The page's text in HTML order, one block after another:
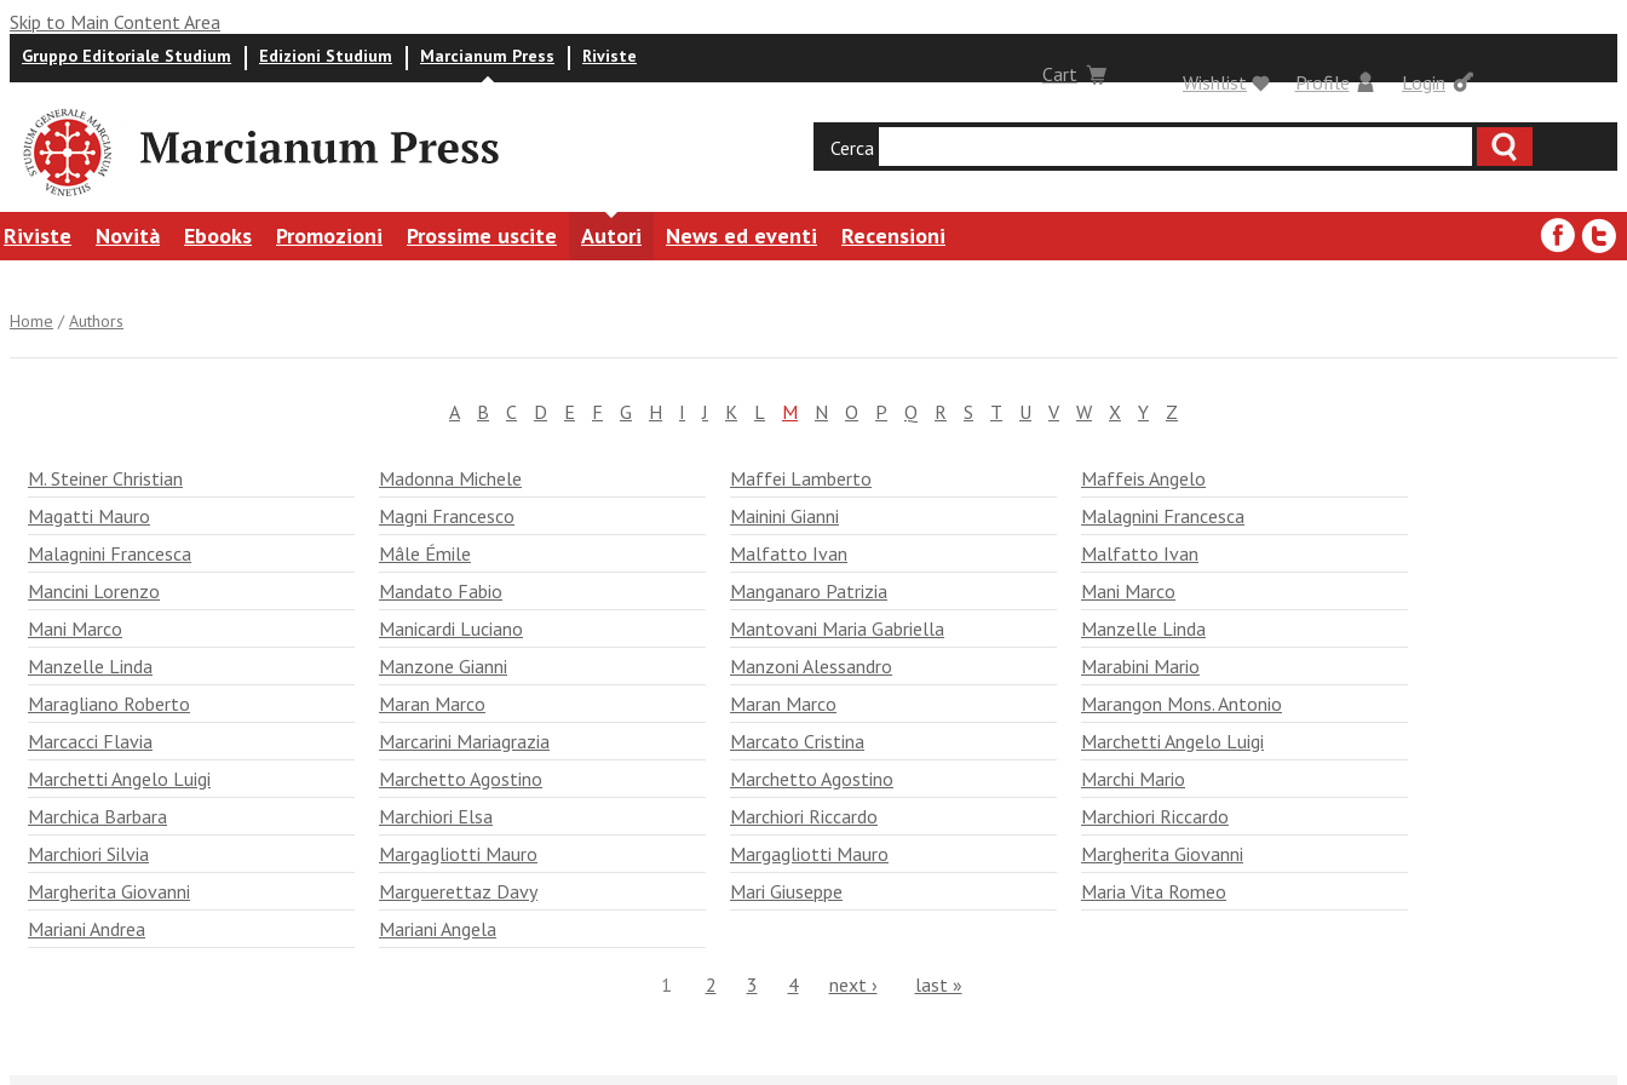
Skip to Main Content Area
Gruppo Editoriale Studium Edizioni Studium Marcianum Press Riviste
Login
Cart Profile
Wishlist
Cerca
Riviste Novità Ebooks Promozioni Prossime uscite Autori News ed eventi Recensioni
Home /Authors
A B C D E F G H I J K L M N O P Q R S T U V W X Y Z
M. Steiner Christian Madonna Michele Maffei Lamberto
Maffeis Angelo
Magatti Mauro
Magni Francesco Mainini Gianni
Malagnini Francesca
Malagnini Francesca
Mâle Émile Malfatto Ivan
Malfatto Ivan
Mancini Lorenzo
Mandato Fabio Manganaro Patrizia
Mani Marco
Mani Marco
Manicardi Luciano Mantovani Maria Gabriella
Manzelle Linda
Manzelle Linda
Manzone Gianni Manzoni Alessandro
Marabini Mario
Maragliano Roberto
Maran Marco Maran Marco
Marangon Mons. Antonio
Marcacci Flavia
Marcarini Mariagrazia Marcato Cristina
Marchetti Angelo Luigi
Marchetti Angelo Luigi
Marchetto Agostino Marchetto Agostino
Marchi Mario
Marchica Barbara
Marchiori Elsa Marchiori Riccardo
Marchiori Riccardo
Marchiori Silvia
Margagliotti Mauro Margagliotti Mauro
Margherita Giovanni
Margherita Giovanni
Marguerettaz Davy Mari Giuseppe
Maria Vita Romeo
Mariani Andrea
Mariani Angela
1 2 3 4 next › last »